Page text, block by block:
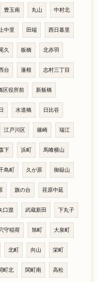
豊玉南 丸山 中村北
上中里 田端 西日暮里
久 板橋 北赤羽
台 蓮根 志村三丁目
区役所前 新板橋
水道橋 日比谷
江戸川区 篠崎 瑞江
下 浜町 馬喰横山
鳥町 久が原 御嶽山
旗の台 荏原中延
口渡 武蔵新田 下丸子
守稲荷 旭町 大泉町
北町 向山 栄町
町北 関町南 高松